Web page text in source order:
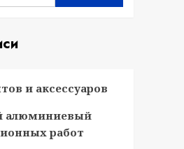
и аксессуаров
алюминиевый
работ